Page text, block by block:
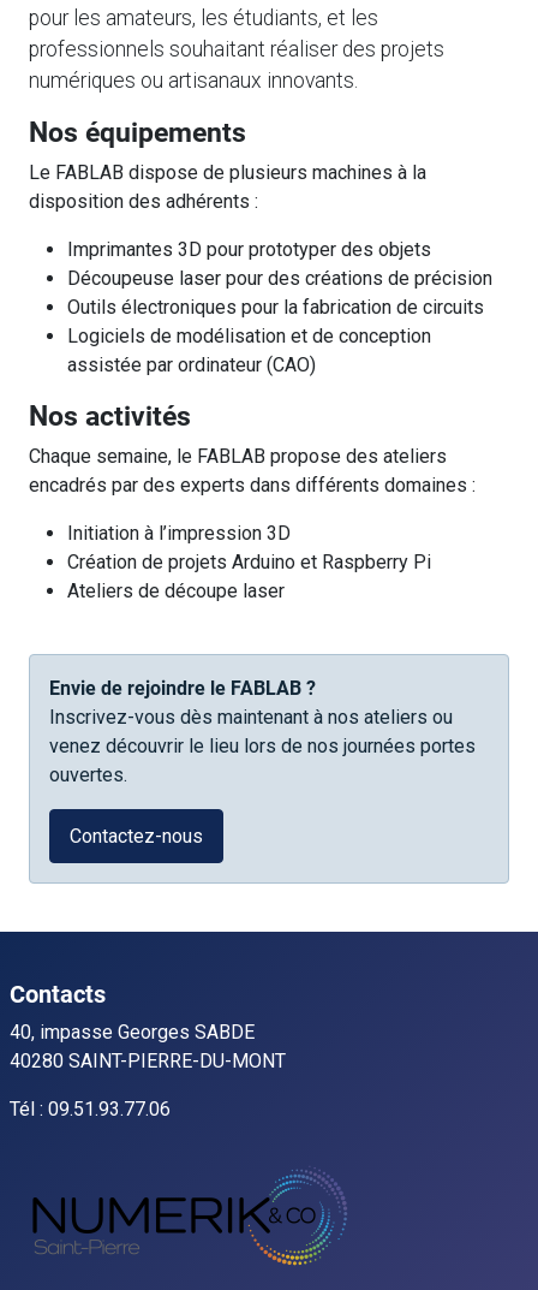
pour les amateurs, les étudiants, et les
professionnels souhaitant réaliser des projets
numériques ou artisanaux innovants.
Nos équipements
Le FABLAB dispose de plusieurs machines à la
disposition des adhérents :
Imprimantes 3D pour prototyper des objets
Découpeuse laser pour des créations de précision
Outils électroniques pour la fabrication de circuits
Logiciels de modélisation et de conception
assistée par ordinateur (CAO)
Nos activités
Chaque semaine, le FABLAB propose des ateliers
encadrés par des experts dans différents domaines :
Initiation à l’impression 3D
Création de projets Arduino et Raspberry Pi
Ateliers de découpe laser
Envie de rejoindre le FABLAB ?
Inscrivez-vous dès maintenant à nos ateliers ou
venez découvrir le lieu lors de nos journées portes
ouvertes.
Contactez-nous
Contacts
40, impasse Georges SABDE
40280 SAINT-PIERRE-DU-MONT
Tél : 09.51.93.77.06